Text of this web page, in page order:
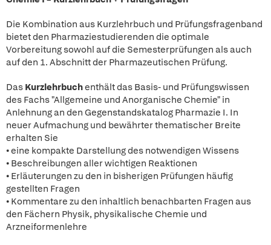
Die Kombination aus Kurzlehrbuch und Prüfungsfragenband
bietet den Pharmaziestudierenden die optimale
Vorbereitung sowohl auf die Semesterprüfungen als auch
auf den 1. Abschnitt der Pharmazeutischen Prüfung.
Das Kurzlehrbuchenthält das Basis- und Prüfungswissen
des Fachs "Allgemeine und Anorganische Chemie" in
Anlehnung an den Gegenstandskatalog Pharmazie I. In
neuer Aufmachung und bewährter thematischer Breite
erhalten Sie
• eine kompakte Darstellung des notwendigen Wissens
• Beschreibungen aller wichtigen Reaktionen
• Erläuterungen zu den in bisherigen Prüfungen häufig
gestellten Fragen
• Kommentare zu den inhaltlich benachbarten Fragen aus
den Fächern Physik, physikalische Chemie und
Arzneiformenlehre